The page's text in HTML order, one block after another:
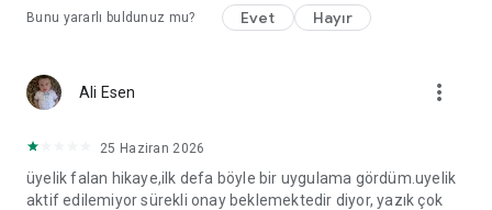
Bunu yararlı buldunuz mu? Evet Hayır
Ali Esen more_vert
25 Haziran 2026
üyelik falan hikaye,ilk defa böyle bir uygulama gördüm.uyelik
aktif edilemiyor sürekli onay beklemektedir diyor, yazık çok